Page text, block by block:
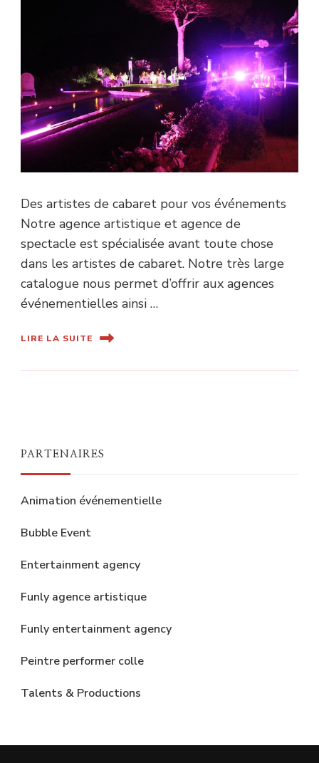
Des artistes de cabaret pour vos événements
Notre agence artistique et agence de
spectacle est spécialisée avant toute chose
dans les artistes de cabaret. Notre très large
catalogue nous permet d’offrir aux agences
événementielles ainsi …
LIRE LA SUITE
PARTENAIRES
Animation événementielle
Bubble Event
Entertainment agency
Funly agence artistique
Funly entertainment agency
Peintre performer colle
Talents & Productions